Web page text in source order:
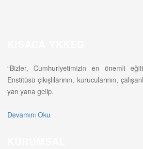
“Bizler, Cumhuriyetimizin en önemli
Enstitüsü çıkışlılarının, kurucularının,
yan yana gelip.
Devamını Oku